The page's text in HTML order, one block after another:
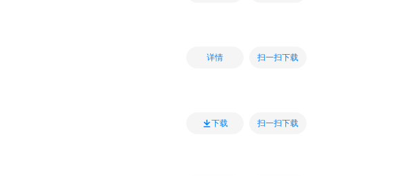
详情 扫一扫下载
下载 扫一扫下载